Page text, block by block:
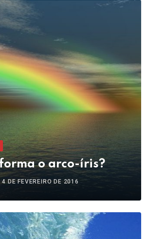
o arco-íris?
4 DE FEVEREIRO DE 2016